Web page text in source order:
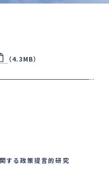
（4.3MB）
する政策提言的研究